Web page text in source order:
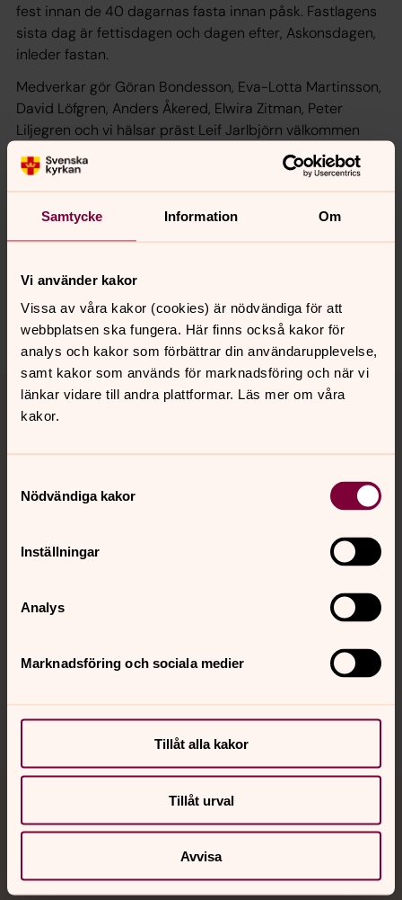
Samtycke Information Om
Vi använder kakor
Vissa av våra kakor (cookies) är nödvändiga för att
webbplatsen ska fungera. Här finns också kakor för
analys och kakor som förbättrar din användarupplevelse,
samt kakor som används för marknadsföring och när vi
länkar vidare till andra plattformar. Läs mer om våra
kakor.
Nödvändiga kakor
Inställningar
Analys
Marknadsföring och sociala medier
Tillåt alla kakor
Tillåt urval
Avvisa
fest innan de 40 dagarnas fasta innan påsk. Fastlagens
sista dag är fettisdagen och dagen efter, Askonsdagen,
inleder fastan.
Medverkar gör Göran Bondesson, Eva-Lotta Martinsson,
David Löfgren, Anders Åkered, Elwira Zitman, Peter
Liljegren och vi hälsar präst Leif Jarlbjörn välkommen
som kaplan i S:t Johannes kyrka och Navestad kyrka.
Synpunkter eller frågor på sidans
Dela
Tillbaka till toppen
Tillbaka till innehållet
Hitta snabbt
Sociala kanaler
Jourhavande präst
Akut samtals- och krisstöd. Prata eller chatta anonymt
med en präst på kvällar och nätter.